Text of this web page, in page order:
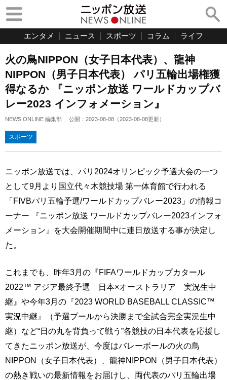
エンタメ ニュース スポーツ コラム ライフ
火の鳥NIPPON（女子日本代表）、龍神
NIPPON（男子日本代表） パリ五輪出場権獲
得なるか 『ニッポン放送 ワールドカップバ
レー2023 インフォメーション』
NEWS ONLINE 編集部 公開： 2023-08-08 （2023-08-08更新）
スポーツ
ニッポン放送では、パリ2024オリンピック予選大会の一つ
として9月より国立代々木競技場 第一体育館で行われる
「FIVBパリ五輪予選/ワールドカップバレー2023」の情報コ
ーナー 『ニッポン放送 ワールドカップバレー2023インフォ
メーション』を大会開催期間中に連日放送する事が決定し
た。
これまでも、昨年3月の『FIFAワールドカップカタール
2022™ アジア最終予選 日本×オーストラリア 実況生中
継』や今年3月の『2023 WORLD BASEBALL CLASSIC™
実況中継』（予選プールから決勝まで全試合完全実況生中
継）など“日の丸を背負って戦う”各競技の日本代表を応援し
てきたニッポン放送が、今度はバレーボールの火の鳥
NIPPON（女子日本代表）、龍神NIPPON（男子日本代表）
の熱き戦いの最新情報をお届けし、両代表のパリ五輪出場